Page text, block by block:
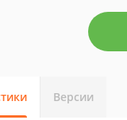
Версии